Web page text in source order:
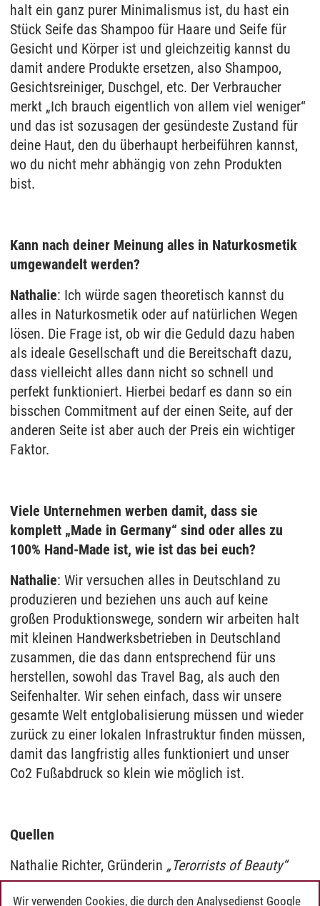
halt ein ganz purer Minimalismus ist, du hast ein
Stück Seife das Shampoo für Haare und Seife für
Gesicht und Körper ist und gleichzeitig kannst du
damit andere Produkte ersetzen, also Shampoo,
Gesichtsreiniger, Duschgel, etc. Der Verbraucher
merkt „Ich brauch eigentlich von allem viel weniger“
und das ist sozusagen der gesündeste Zustand für
deine Haut, den du überhaupt herbeiführen kannst,
wo du nicht mehr abhängig von zehn Produkten
bist.
Kann nach deiner Meinung alles in Naturkosmetik
umgewandelt werden?
Nathalie: Ich würde sagen theoretisch kannst du
alles in Naturkosmetik oder auf natürlichen Wegen
lösen. Die Frage ist, ob wir die Geduld dazu haben
als ideale Gesellschaft und die Bereitschaft dazu,
dass vielleicht alles dann nicht so schnell und
perfekt funktioniert. Hierbei bedarf es dann so ein
bisschen Commitment auf der einen Seite, auf der
anderen Seite ist aber auch der Preis ein wichtiger
Faktor.
Viele Unternehmen werben damit, dass sie
komplett „Made in Germany“ sind oder alles zu
100% Hand-Made ist, wie ist das bei euch?
Nathalie: Wir versuchen alles in Deutschland zu
produzieren und beziehen uns auch auf keine
großen Produktionswege, sondern wir arbeiten halt
mit kleinen Handwerksbetrieben in Deutschland
zusammen, die das dann entsprechend für uns
herstellen, sowohl das Travel Bag, als auch den
Seifenhalter. Wir sehen einfach, dass wir unsere
gesamte Welt entglobalisierung müssen und wieder
zurück zu einer lokalen Infrastruktur finden müssen,
damit das langfristig alles funktioniert und unser
Co2 Fußabdruck so klein wie möglich ist.
Quellen
Nathalie Richter, Gründerin „Terorrists of Beauty“
Auf unserem Blog findet ihr weitereBeiträge zur
Wir verwenden Cookies, die durch den Analysedienst Google